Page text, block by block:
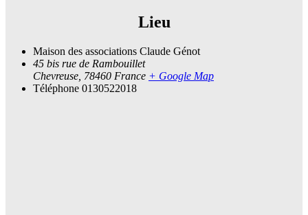
Lieu
Maison des associations Claude Génot
45 bis rue de Rambouillet
Chevreuse 78460 France + Google Map
Téléphone 0130522018